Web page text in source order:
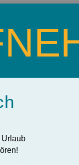
Urlaub